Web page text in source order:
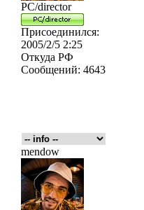
PC/director
Присоединился:
2005/2/5 2:25
Откуда РФ
Сообщений: 4643
mendow